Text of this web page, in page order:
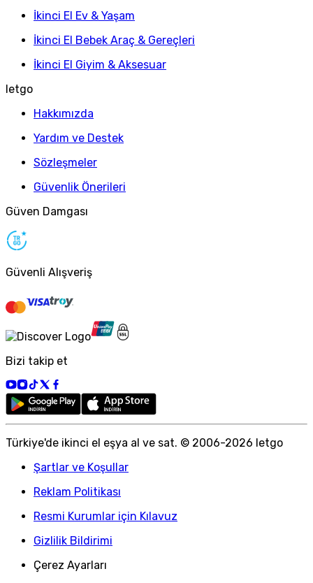
İkinci El Ev & Yaşam
İkinci El Bebek Araç & Gereçleri
İkinci El Giyim & Aksesuar
letgo
Hakkımızda
Yardım ve Destek
Sözleşmeler
Güvenlik Önerileri
Güven Damgası
Güvenli Alışveriş
Bizi takip et
Türkiye'de ikinci el eşya al ve sat. © 2006-2026 letgo
Şartlar ve Koşullar
Reklam Politikası
Resmi Kurumlar için Kılavuz
Gizlilik Bildirimi
Çerez Ayarları